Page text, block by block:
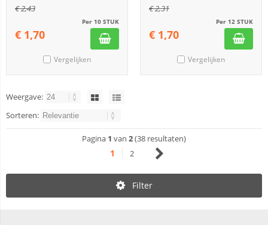
€2,43
Per 10 STUK
€ 1,70
Vergelijken
€2,31
Per 12 STUK
€ 1,70
Vergelijken
Weergave:
Sorteren:
Pagina 1 van 2(38 resultaten)
1 2
Filter